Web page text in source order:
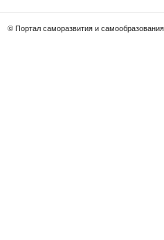
© Портал саморазвития и